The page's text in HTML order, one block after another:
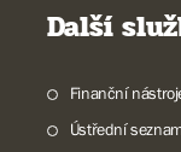
Další
Finanční
Ústřední